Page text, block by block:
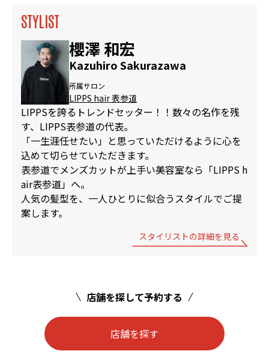
STYLIST
櫻澤 和宏
Kazuhiro Sakurazawa
所属サロン
LIPPS hair 表参道
LIPPSを誇るトレンドセッター！！数々の名作を残
す、LIPPS表参道の代表。
「一生涯任せたい」と思っていただけるように心を
込めて切らせていただきます。
表参道でメンズカットが上手い美容室なら「LIPPS h
air表参道」へ。
人気の髪型を、一人ひとりに似合うスタイルでご提
案します。
スタイリストの詳細を見る
店舗を探して予約する
店舗を探す